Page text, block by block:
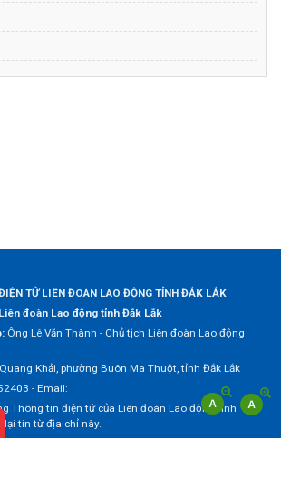
TỬ LIÊN ĐOÀN LAO ĐỘNG TỈNH ĐẮK LẮK
đoàn Lao động tỉnh Đắk Lắk
Ông Lê Văn Thành - Chủ tịch Liên đoàn Lao động
Khải, phường Buôn Ma Thuột, tỉnh Đắk Lắk
- Email:
Thông tin điện tử của Liên đoàn Lao động tỉnh
lại tin từ địa chỉ này.